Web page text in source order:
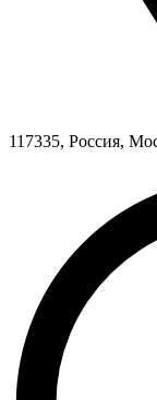
117335, Россия,